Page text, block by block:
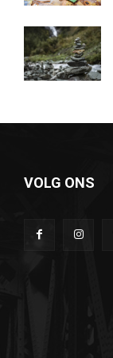
VOLG ONS